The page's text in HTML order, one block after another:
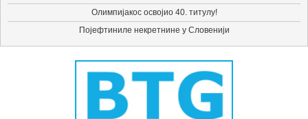
Олимпијакос освојио 40. титулу!
Појефтиниле некретнине у Словенији